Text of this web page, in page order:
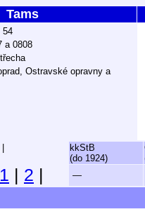
Tams
54
a 0808
Ostravské opravny a
kkStB
(do 1924)
1 2 —